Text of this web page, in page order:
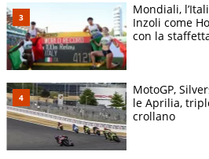
Mondiali,
Inzoli come
con la
MotoGP,
le Aprilia,
crollano